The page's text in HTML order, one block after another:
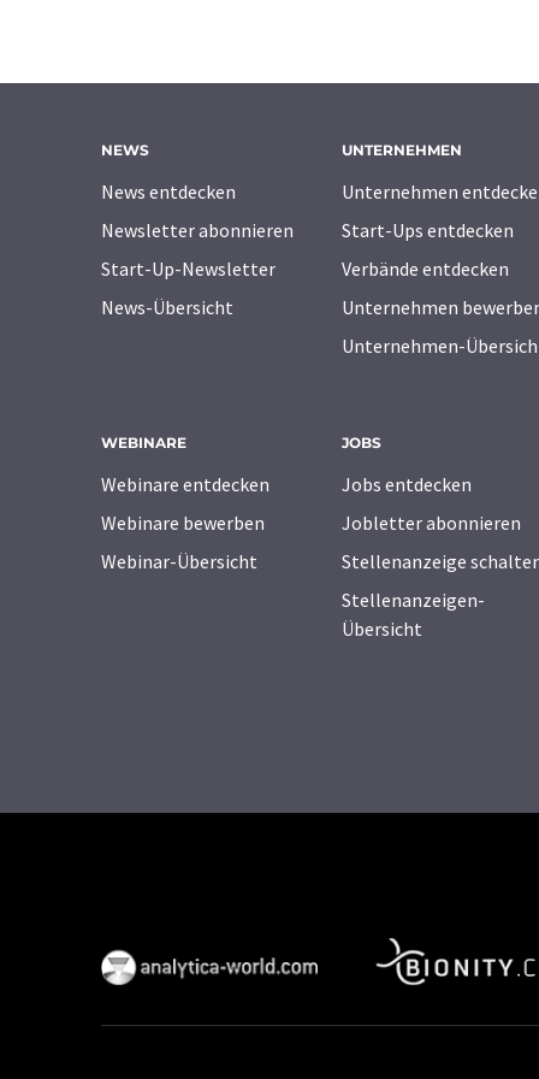
NEWS
News entdecken
Newsletter abonnieren
Start-Up-Newsletter
News-Übersicht
UNTERNEHMEN
Unternehmen
Start-Ups entdecken
Verbände entdecken
Unternehmen
Unternehmen-
WEBINARE
Webinare entdecken
Webinare bewerben
Webinar-Übersicht
JOBS
Jobs entdecken
Jobletter abonnieren
Stellenanzeige
Stellenanzeigen-
Übersicht